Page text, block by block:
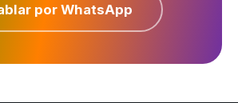
por WhatsApp